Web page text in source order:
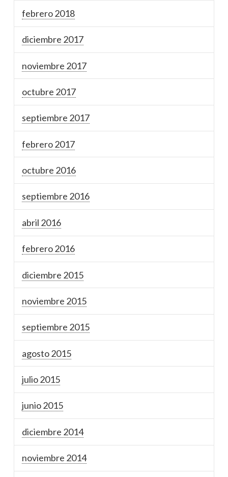
febrero 2018
diciembre 2017
noviembre 2017
octubre 2017
septiembre 2017
febrero 2017
octubre 2016
septiembre 2016
abril 2016
febrero 2016
diciembre 2015
noviembre 2015
septiembre 2015
agosto 2015
julio 2015
junio 2015
diciembre 2014
noviembre 2014